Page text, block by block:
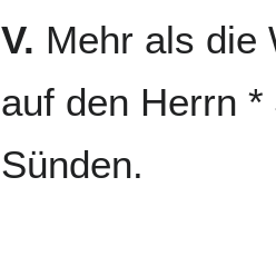
V. Mehr als die
auf den Herrn
Sünden.